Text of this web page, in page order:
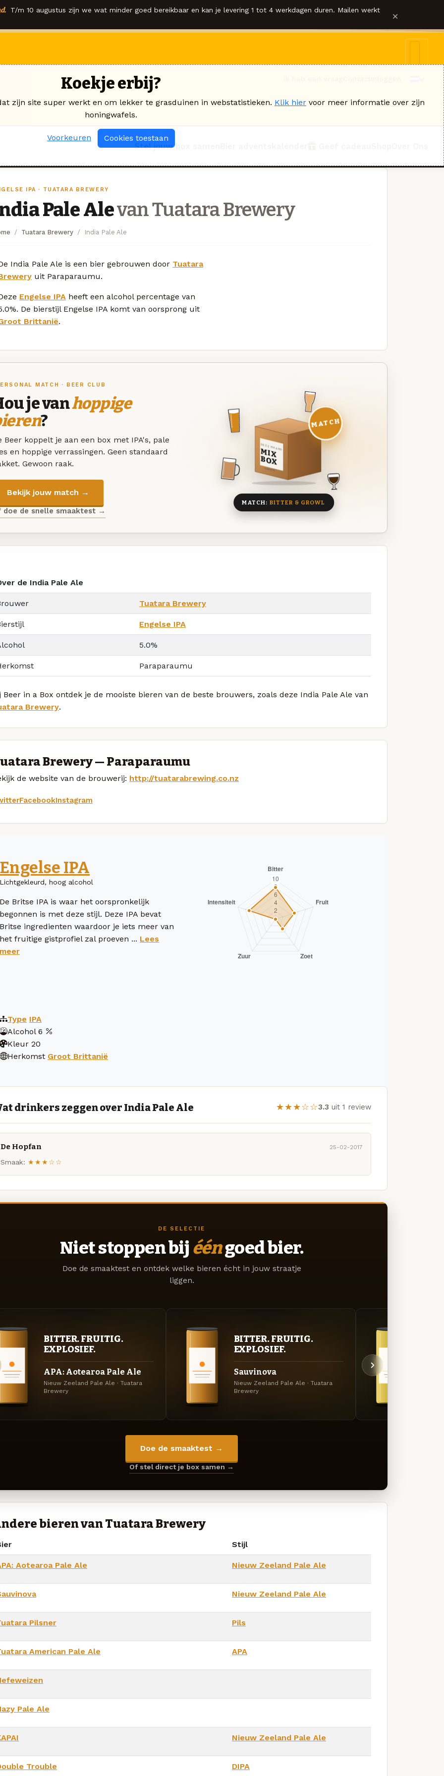
T/m 10 augustus zijn we wat minder goed bereikbaar en kan je levering 1 tot 4 werkdagen duren. Mailen werkt ×
Stel jouw box samen
IPA · TUATARA BREWERY
Pale Alevan Tuatara Brewery
Tuatara Brewery India Pale Ale
India Pale Ale is een bier gebrouwen door Tuatara
uit Paraparaumu.
Engelse IPA heeft een alcohol percentage van
De bierstijl Engelse IPA komt van oorsprong uit
Brittanië.
MATCH · BEER CLUB
je vanhoppige
?
Beer koppelt je aan een box met IPA's, pale
en hoppige verrassingen. Geen standaard
Gewoon raak.
Bekijk jouw match →
doe de snelle smaaktest →
DEZE MAAND
MIX
BOX
8 BIEREN
MATCH
MATCH: BITTER & GROWL
de India Pale Ale
Tuatara Brewery
Engelse IPA
5.0%
Paraparaumu
Beer in a Box ontdek je de mooiste bieren van de beste brouwers, zoals deze India Pale Ale van
Brewery.
Brewery — Paraparaumu
de website van de brouwerij: http://tuatarabrewing.co.nz
FacebookInstagram
Engelse IPA
Lichtgekleurd, hoog alcohol
De Britse IPA is waar het oorspronkelijk
begonnen is met deze stijl. Deze IPA bevat
Britse ingredienten waardoor je iets meer van
het fruitige gistprofiel zal proeven ... Lees
meer
Type IPA
Alcohol 6
Kleur 20
Herkomst Groot Brittanië
drinkers zeggen over India Pale Ale ★★★☆☆3.3 uit 1 review
De Hopfan 25-02-2017
Smaak: ★★★☆☆
DE SELECTIE
Niet stoppen bij ééngoed bier.
Doe de smaaktest en ontdek welke bieren écht in jouw straatje
liggen.
BITTER. FRUITIG.
EXPLOSIEF.
APA: Aotearoa Pale Ale
Nieuw Zeeland Pale Ale · Tuatara
Brewery
BITTER. FRUITIG.
EXPLOSIEF.
Sauvinova
Nieuw Zeeland Pale Ale · Tuatara
Brewery
Doe de smaaktest →
Of stel direct je box samen →
bieren van Tuatara Brewery
Stijl
Aotearoa Pale Ale Nieuw Zeeland Pale Ale
Nieuw Zeeland Pale Ale
Pilsner Pils
American Pale Ale APA
Pale Ale
Nieuw Zeeland Pale Ale
Trouble DIPA
Koekje erbij?
zijn site super werkt en om lekker te grasduinen in webstatistieken. Klik hier voor meer informatie over zijn
honingwafels.
Voorkeuren Cookies toestaan